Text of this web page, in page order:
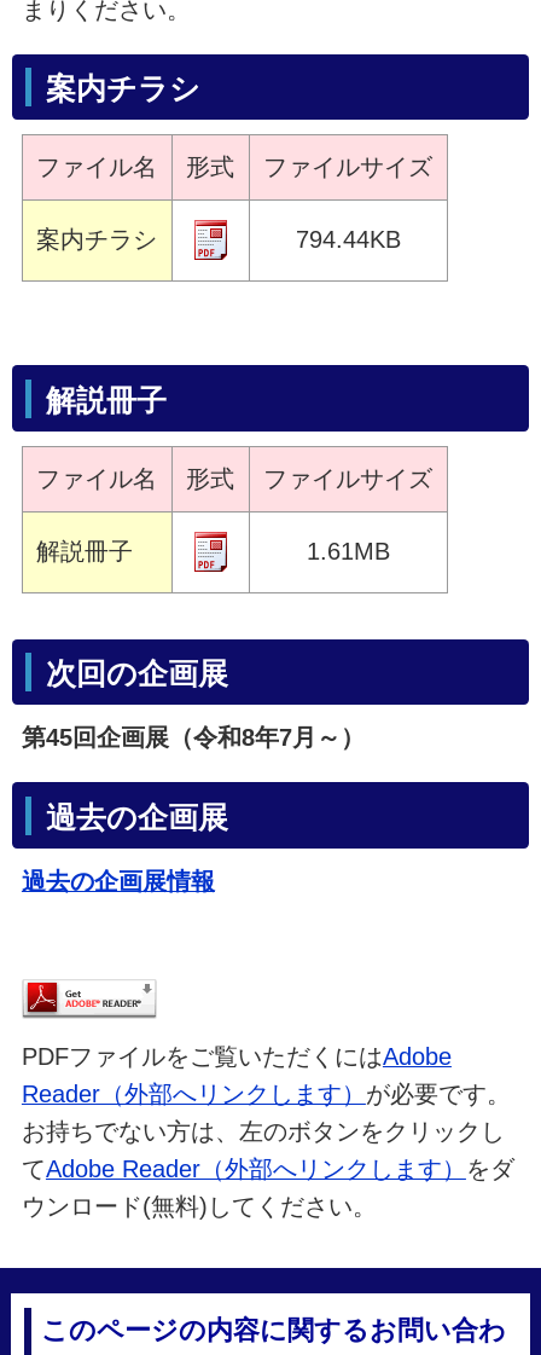
まりください。
案内チラシ
ファイル名 形式 ファイルサイズ
案内チラシ 794.44KB
解説冊子
ファイル名 形式 ファイルサイズ
解説冊子 1.61MB
次回の企画展
第45回企画展（令和8年7月～）
過去の企画展
過去の企画展情報
PDFファイルをご覧いただくにはAdobe
Reader（外部へリンクします） が必要です。
お持ちでない方は、左のボタンをクリックし
てAdobe Reader（外部へリンクします） をダ
ウンロード(無料)してください。
このページの内容に関するお問い合わ